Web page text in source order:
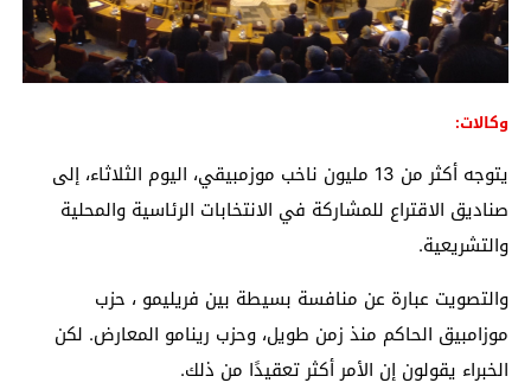
وكالات:
يتوجه أكثر من 13 مليون ناخب موزمبيقي، اليوم الثلاثاء، إلى
صناديق الاقتراع للمشاركة في الانتخابات الرئاسية والمحلية
والتشريعية​​​​​​​.
والتصويت عبارة عن منافسة بسيطة بين فريليمو ، حزب
موزامبيق الحاكم منذ زمن طويل، وحزب رينامو المعارض. لكن
الخبراء يقولون إن الأمر أكثر تعقيدًا من ذلك.